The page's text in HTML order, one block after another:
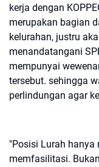
kerja dengan
merupakan bagian
kelurahan, justru
menandatangani
mempunyai
tersebut. sehingga
perlindungan agar
"Posisi Lurah hanya
memfasilitasi.